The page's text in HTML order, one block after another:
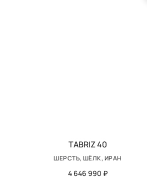
TABRIZ 40
ШЕРСТЬ, ШЁЛК, ИРАН
4 646 990 ₽